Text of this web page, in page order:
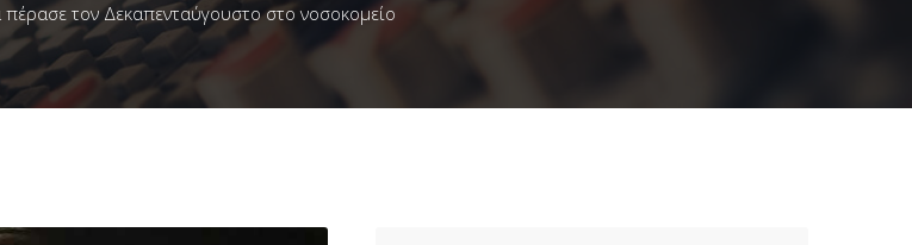
πέρασε τον Δεκαπενταύγουστο στο νοσοκομείο